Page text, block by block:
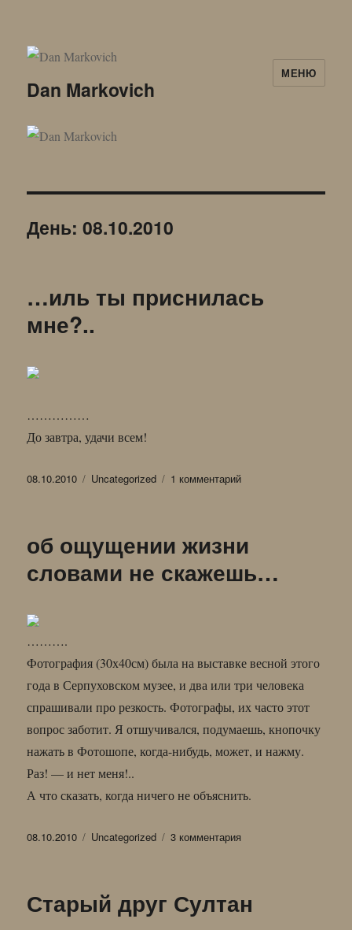
Dan Markovich
МЕНЮ
День:08.10.2010
…иль ты приснилась
мне?..
……………
До завтра, удачи всем!
Опубликовано
08.10.2010 Рубрики
Uncategorized 1 комментарийк
ты
мне?..
об ощущении жизни
словами не скажешь…
……….
Фотография (30х40см) была на выставке весной этого
года в Серпуховском музее, и два или три человека
спрашивали про резкость. Фотографы, их часто этот
вопрос заботит. Я отшучивался, подумаешь, кнопочку
нажать в Фотошопе, когда-нибудь, может, и нажму.
Раз! — и нет меня!..
А что сказать, когда ничего не объяснить.
Опубликовано
08.10.2010 Рубрики
Uncategorized 3 комментария
жизни
Старый друг Султан